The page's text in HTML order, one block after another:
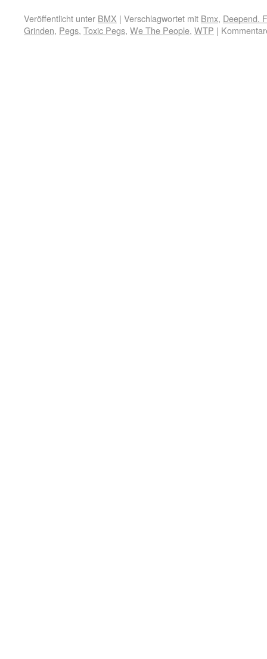
Veröffentlicht unter BMX | Verschlagwortet mit Bmx, Deepend.
Grinden, Pegs, Toxic Pegs, We The People, WTP |